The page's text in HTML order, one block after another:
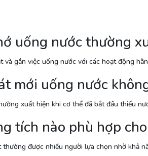
uống nước thường
gắn việc uống nước với các hoạt động
mới uống nước
xuất hiện khi cơ thể đã bắt đầu thiếu
tích nào phù hợp
được nhiều người lựa chọn nhờ khả